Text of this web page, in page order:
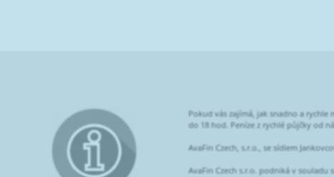
Pokud vás zajímá, jak snadno a
do 18 hod. Peníze z rychlé půjčky od
AvaFin Czech, s.r.o., se sídlem
AvaFin Czech s.r.o. podniká v souladu